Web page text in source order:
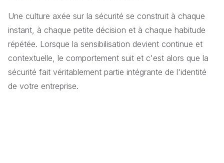
Une culture axée sur la sécurité se construit à chaque
instant, à chaque petite décision et à chaque habitude
répétée. Lorsque la sensibilisation devient continue et
contextuelle, le comportement suit et c'est alors que la
sécurité fait véritablement partie intégrante de l'identité
de votre entreprise.